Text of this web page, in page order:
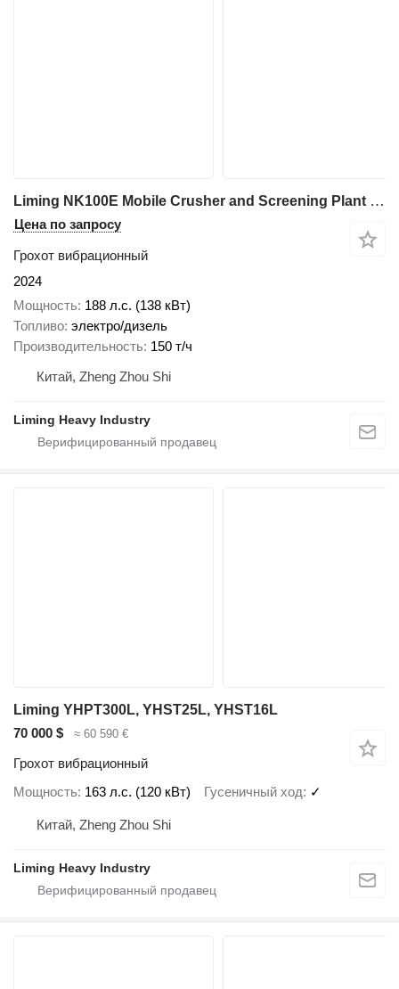
Liming NK100E Mobile Crusher and Screening Plant for Building Aggregate
Цена по запросу
Грохот вибрационный
2024
Мощность 188 л.с. (138 кВт)
Топливо электро/дизель
Производительность 150 т/ч
Китай, Zheng Zhou Shi
Liming Heavy Industry
Liming YHPT300L, YHST25L, YHST16L
70 000 $
≈ 60 590 €
Грохот вибрационный
Мощность 163 л.с. (120 кВт) Гусеничный ход ✓
Китай, Zheng Zhou Shi
Liming Heavy Industry